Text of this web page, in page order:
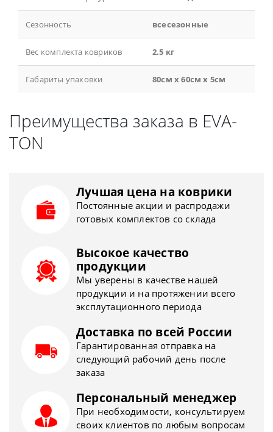
Сезонность всесезонные
Вес комплекта ковриков 2.5 кг
Габариты упаковки 80см x 60см x 5см
Преимущества заказа в EVA-
TON
Лучшая цена на коврики
Постоянные акции и распродажи
готовых комплектов со склада
Высокое качество
продукции
Мы уверены в качестве нашей
продукции и на протяжении всего
эксплутационного периода
Доставка по всей России
Гарантированная отправка на
следующий рабочий день после
заказа
Персональный менеджер
При необходимости, консультируем
своих клиентов по любым вопросам